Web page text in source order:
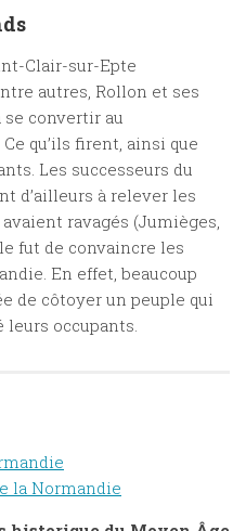
Clair-sur-Epte
autres, Rollon et ses
se convertir au
qu’ils firent, ainsi que
Les successeurs du
d’ailleurs à relever les
ravagés (Jumièges,
fut de convaincre les
En effet, beaucoup
de côtoyer un peuple qui
leurs occupants.
la Normandie